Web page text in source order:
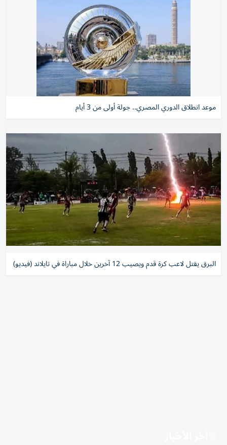
موعد انطلاق الدوري المصري.. جولة أولى من 3 أيام
البرق يقتل لاعب كرة قدم ويصيب 12 آخرين خلال مباراة في تايلاند (فيديو)